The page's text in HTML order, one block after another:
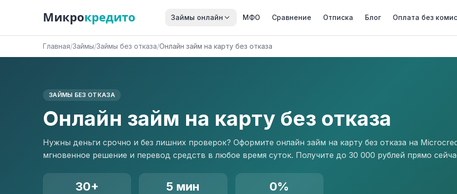
Микрокредито Займы онлайн МФО Сравнение Отписка Блог Оплата без
Главная/Займы/Займы без отказа/Онлайн займ на карту без отказа
ЗАЙМЫ БЕЗ ОТКАЗА
Онлайн займ на карту без отказа
Нужны деньги срочно и без лишних проверок? Оформите онлайн займ на карту без отказа на
мгновенное решение и перевод средств в любое время суток. Получите до 30 000 рублей прямо
30+ 5 мин 0%